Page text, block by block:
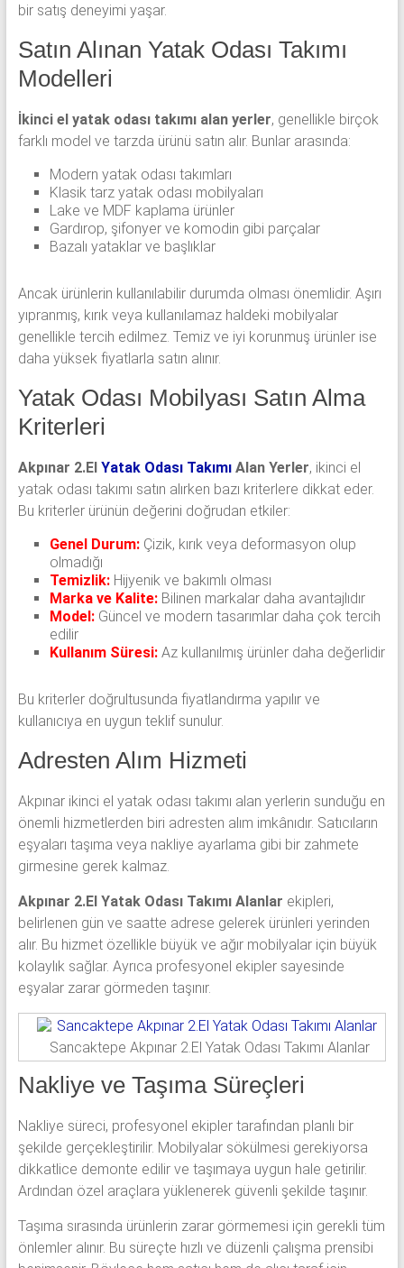
bir satış deneyimi yaşar.
Satın Alınan Yatak Odası Takımı
Modelleri
İkinci el yatak odası takımı alan yerler, genellikle birçok
farklı model ve tarzda ürünü satın alır. Bunlar arasında:
Modern yatak odası takımları
Klasik tarz yatak odası mobilyaları
Lake ve MDF kaplama ürünler
Gardırop, şifonyer ve komodin gibi parçalar
Bazalı yataklar ve başlıklar
Ancak ürünlerin kullanılabilir durumda olması önemlidir. Aşırı
yıpranmış, kırık veya kullanılamaz haldeki mobilyalar
genellikle tercih edilmez. Temiz ve iyi korunmuş ürünler ise
daha yüksek fiyatlarla satın alınır.
Yatak Odası Mobilyası Satın Alma
Kriterleri
Akpınar 2.El Yatak Odası TakımıAlan Yerler, ikinci el
yatak odası takımı satın alırken bazı kriterlere dikkat eder.
Bu kriterler ürünün değerini doğrudan etkiler:
Genel Durum:Çizik, kırık veya deformasyon olup
olmadığı
Temizlik: Hijyenik ve bakımlı olması
Marka ve Kalite:Bilinen markalar daha avantajlıdır
Model:Güncel ve modern tasarımlar daha çok tercih
edilir
Kullanım Süresi:Az kullanılmış ürünler daha değerlidir
Bu kriterler doğrultusunda fiyatlandırma yapılır ve
kullanıcıya en uygun teklif sunulur.
Adresten Alım Hizmeti
Akpınar ikinci el yatak odası takımı alan yerlerin sunduğu en
önemli hizmetlerden biri adresten alım imkânıdır. Satıcıların
eşyaları taşıma veya nakliye ayarlama gibi bir zahmete
girmesine gerek kalmaz.
Akpınar 2.El Yatak Odası Takımı Alanlar ekipleri,
belirlenen gün ve saatte adrese gelerek ürünleri yerinden
alır. Bu hizmet özellikle büyük ve ağır mobilyalar için büyük
kolaylık sağlar. Ayrıca profesyonel ekipler sayesinde
eşyalar zarar görmeden taşınır.
Sancaktepe Akpınar 2.El Yatak Odası Takımı Alanlar
Nakliye ve Taşıma Süreçleri
Nakliye süreci, profesyonel ekipler tarafından planlı bir
şekilde gerçekleştirilir. Mobilyalar sökülmesi gerekiyorsa
dikkatlice demonte edilir ve taşımaya uygun hale getirilir.
Ardından özel araçlara yüklenerek güvenli şekilde taşınır.
Taşıma sırasında ürünlerin zarar görmemesi için gerekli tüm
önlemler alınır. Bu süreçte hızlı ve düzenli çalışma prensibi